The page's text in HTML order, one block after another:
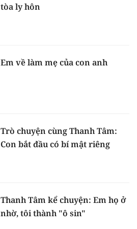
tòa ly hôn
Em về làm mẹ của con anh
Trò chuyện cùng Thanh Tâm:
Con bắt đầu có bí mật riêng
Thanh Tâm kể chuyện: Em họ ở
nhờ, tôi thành "ô sin"